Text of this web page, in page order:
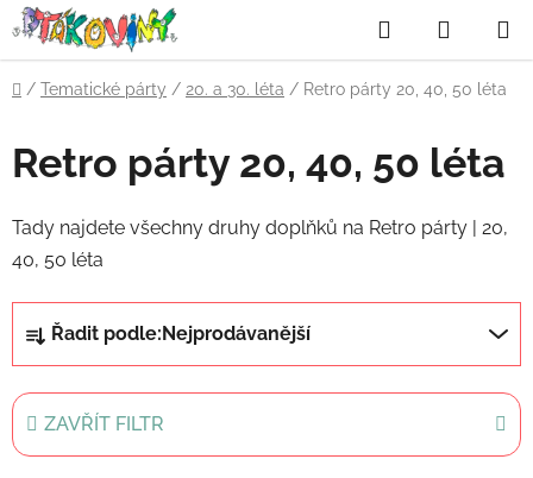
Přejít
na
obsah
Hledat
KOŠÍK
Domů
/ Tematické párty / 20. a 30. léta / Retro párty 20, 40, 50 léta
Retro párty 20, 40, 50 léta
Tady najdete všechny druhy doplňků na Retro párty | 20,
40, 50 léta
a
z
e
n
Řadit podle: Nejprodávanější
ZAVŘÍT FILTR